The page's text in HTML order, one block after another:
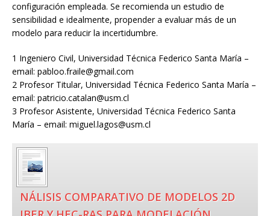
configuración empleada. Se recomienda un estudio de
sensibilidad e idealmente, propender a evaluar más de un
modelo para reducir la incertidumbre.
1 Ingeniero Civil, Universidad Técnica Federico Santa María –
email: pabloo.fraile@gmail.com
2 Profesor Titular, Universidad Técnica Federico Santa María –
email: patricio.catalan@usm.cl
3 Profesor Asistente, Universidad Técnica Federico Santa
María – email: miguel.lagos@usm.cl
NÁLISIS COMPARATIVO DE MODELOS 2D